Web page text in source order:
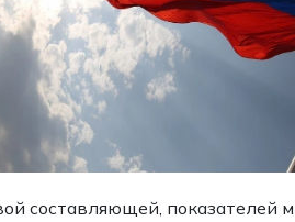
составляющей, показателей